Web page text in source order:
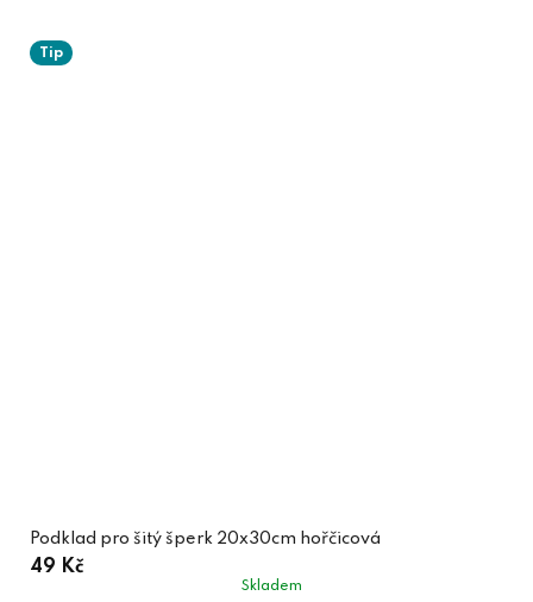
Tip
Podklad pro šitý šperk 20x30cm hořčicová
49 Kč
Skladem